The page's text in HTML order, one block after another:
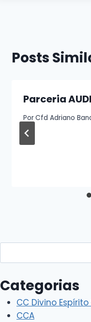
Posts
Parceria
PorCfd Adriano
Categorias
CC Divino
CCA